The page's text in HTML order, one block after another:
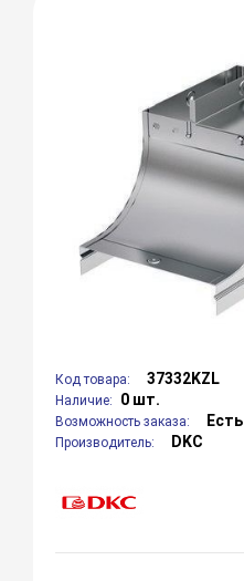
Код товара: 37332KZL
Наличие: 0 шт.
Возможность заказа: Есть
Производитель: DKC